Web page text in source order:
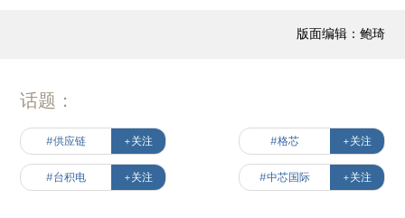
版面编辑：鲍琦
话题：
#供应链 +关注 #格芯 +关注
#台积电 +关注 #中芯国际 +关注